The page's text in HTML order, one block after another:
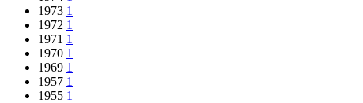
1973 1
1972 1
1971 1
1970 1
1969 1
1957 1
1955 1